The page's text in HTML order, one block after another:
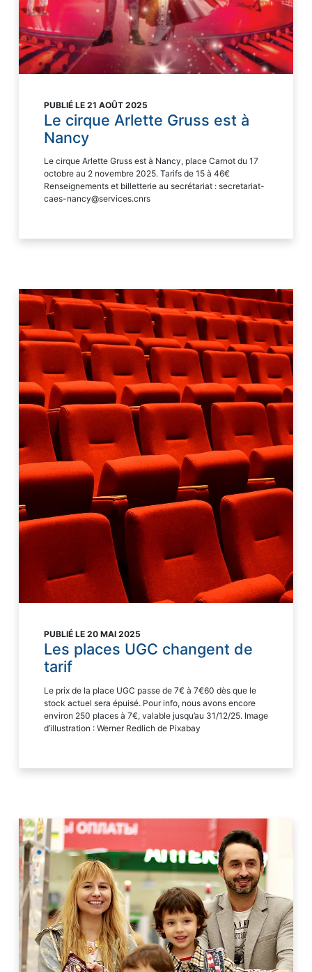
PUBLIÉ LE 21 AOÛT 2025
Le cirque Arlette Gruss est à
Nancy
Le cirque Arlette Gruss est à Nancy, place Carnot du 17
octobre au 2 novembre 2025. Tarifs de 15 à 46€
Renseignements et billetterie au secrétariat : secretariat-
caes-nancy@services.cnrs
PUBLIÉ LE 20 MAI 2025
Les places UGC changent de
tarif
Le prix de la place UGC passe de 7€ à 7€60 dès que le
stock actuel sera épuisé. Pour info, nous avons encore
environ 250 places à 7€, valable jusqu’au 31/12/25. Image
d’illustration : Werner Redlich de Pixabay